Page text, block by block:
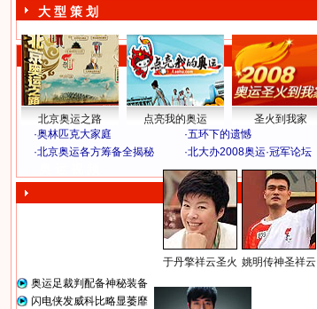
大 型 策 划
北京奥运之路 点亮我的奥运
圣火到我家
·奥林匹克大家庭 ·五环下的遗憾
·北京奥运各方筹备全揭秘 ·北大办2008奥运·冠军论坛
于丹擎祥云圣火 姚明传神圣祥云
奥运足裁判配备神秘装备
闪电侠发威科比略显萎靡